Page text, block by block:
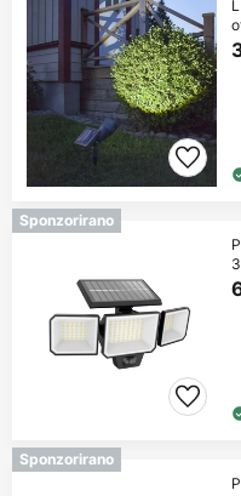
Sponzorirano
Sponzorirano